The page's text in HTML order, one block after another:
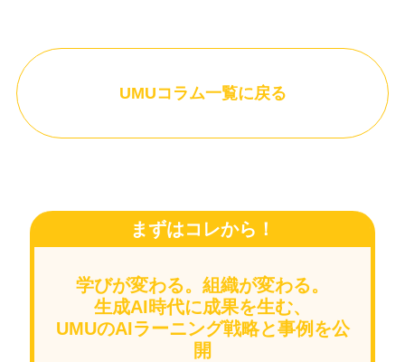
UMUコラム一覧に戻る
まずはコレから！
学びが変わる。組織が変わる。
生成AI時代に成果を生む、
UMUのAIラーニング戦略と事例を公
開